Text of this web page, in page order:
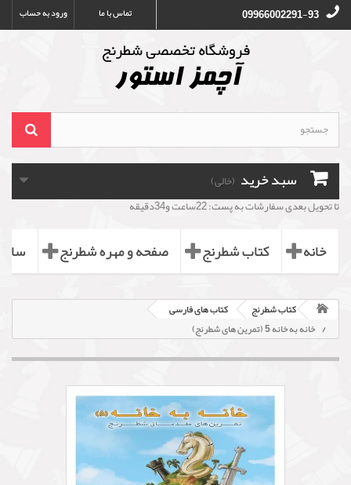
ورود به حساب تماس با ما 09966002291-93
سبد خرید (خالی)
تا تحویل بعدی سفارشات به پست: 22ساعت و34دقیقه
خانه کتاب شطرنج صفحه و مهره شطرنج
کتاب شطرنج
کتاب های فارسی
خانه به خانه 5 (تمرین های شطرنج)